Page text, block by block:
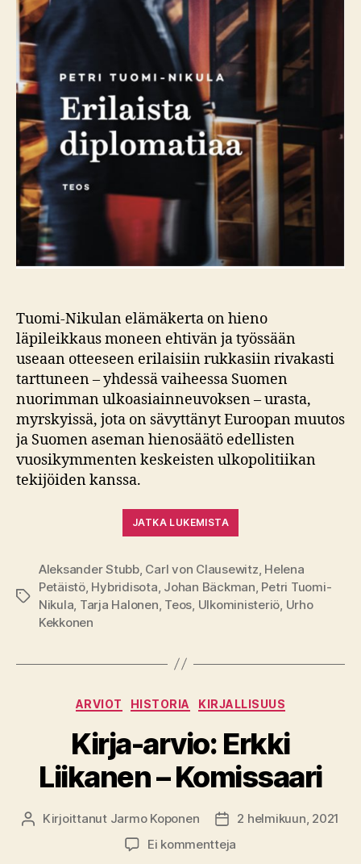
Tuomi-Nikulan elämäkerta on hieno
läpileikkaus moneen ehtivän ja työssään
useaan otteeseen erilaisiin rukkasiin rivakasti
tarttuneen – yhdessä vaiheessa Suomen
nuorimman ulkoasiainneuvoksen – urasta,
myrskyissä, jota on sävyttänyt Euroopan muutos
ja Suomen aseman hienosäätö edellisten
vuosikymmenten keskeisten ulkopolitiikan
tekijöiden kanssa.
JATKA LUKEMISTA
Avainsanat
Aleksander Stubb, Carl von Clausewitz, Helena
Petäistö, Hybridisota, Johan Bäckman, Petri Tuomi-
Nikula, Tarja Halonen, Teos, Ulkoministeriö, Urho
Kekkonen
Kategoriat
ARVIOT HISTORIA KIRJALLISUUS
Kirja-arvio: Erkki
Liikanen – Komissaari
Kirjoittaja
Kirjoittanut Jarmo Koponen Julkaisupäivämäärä
2 helmikuun, 2021
Ei kommentteja